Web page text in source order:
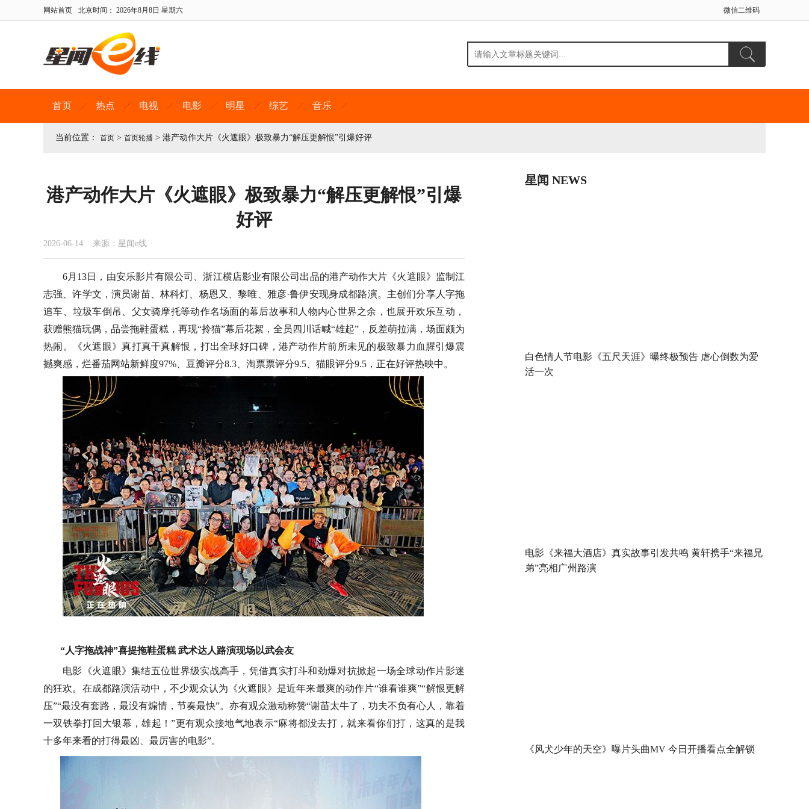
网站首页 北京时间： 2026年8月8日 星期六 微信二维码
首页 热点 电视 电影 明星 综艺 音乐
当前位置： 首页 > 首页轮播 > 港产动作大片《火遮眼》极致暴力“解压更解恨”引爆好评
港产动作大片《火遮眼》极致暴力“解压更解恨”引爆
好评
2026-06-14 来源：星闻e线
6月13日， 由安乐影片有限公司、浙江横店影业有限公司出品的港产动作大片《火遮眼》 监制江
志强、许学文，演员谢苗、林科灯、杨恩又、黎唯、雅彦·鲁伊安现身成都路演。主创们分享人字拖
追车、垃圾车倒吊、父女骑摩托等动作名场面的幕后故事和人物内心世界之余，也展开欢乐互动，
获赠熊猫玩偶，品尝拖鞋蛋糕，再现“拎猫”幕后花絮，全员四川话喊“雄起”，反差萌拉满，场面颇为
热闹。《火遮眼》真打真干真解恨，打出全球好口碑，港产动作片前所未见的极致暴力血腥引爆震
撼爽感， 烂番茄网站新鲜度97%、豆瓣评分8.3、淘票票评分9.5、猫眼评分9.5，正在好评热映中。
“人字拖战神”喜提拖鞋蛋糕 武术达人路演现场以武会友
电影《火遮眼》集结五位世界级实战高手，凭借真实打斗和劲爆对抗掀起一场全球动作片影迷
的狂欢。在成都路演活动中，不少观众认为《火遮眼》是近年来最爽的动作片“谁看谁爽”“解恨更解
压”“最没有套路，最没有煽情，节奏最快”。亦有观众激动称赞“谢苗太牛了， 功夫不负有心人 ， 靠着
一双铁拳打回 大银幕 ，雄起 ！”更有观众接地气地表示“麻将都没去打，就来看你们打， 这真的是我
十多年来看的打得最凶、最厉害的电影”。
星闻 NEWS
白色情人节电影《五尺天涯》曝终极预告 虐心倒数为爱
活一次
电影《来福大酒店》真实故事引发共鸣 黄轩携手“来福兄
弟”亮相广州路演
《风犬少年的天空》曝片头曲MV 今日开播看点全解锁